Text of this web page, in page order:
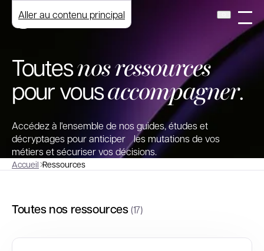
Aller au contenu principal
Toutesnos ressources
pour vousaccompagner.
Accédez à l'ensemble de nos guides, études et
décryptages pour anticiper les mutations de vos
métiers et sécuriser vos décisions.
Accueil Ressources
Toutes nos ressources(17)